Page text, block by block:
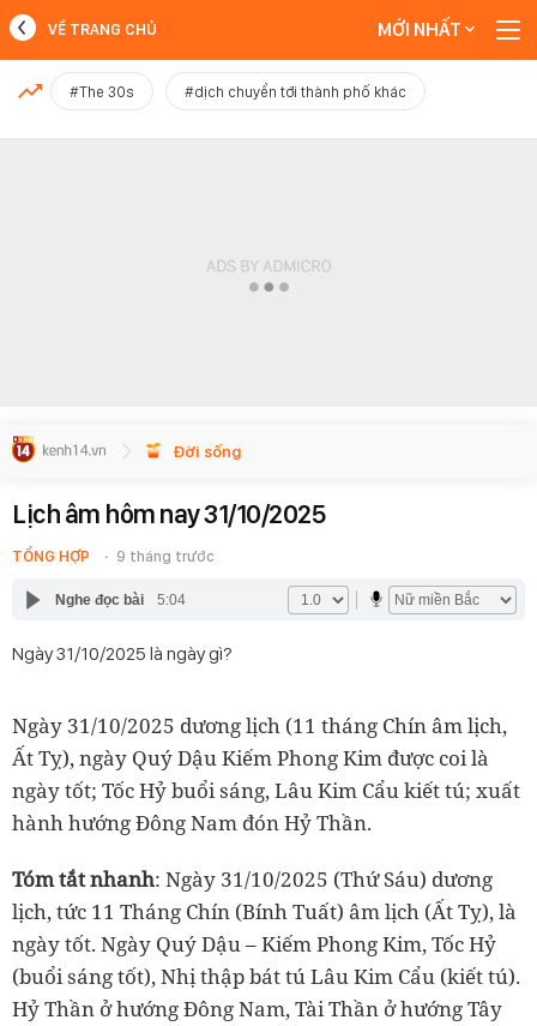
MỚI NHẤT
VỀ TRANG CHỦ MỚI NHẤT
#The 30s #dịch chuyển tới thành phố khác
Đời sống
Lịch âm hôm nay 31/10/2025
TỔNG HỢP 9 tháng trước
Nghe đọc bài 5:04
Ngày 31/10/2025 là ngày gì?
Ngày 31/10/2025 dương lịch (11 tháng Chín âm lịch,
Ất Tỵ), ngày Quý Dậu Kiếm Phong Kim được coi là
ngày tốt; Tốc Hỷ buổi sáng, Lâu Kim Cẩu kiết tú; xuất
hành hướng Đông Nam đón Hỷ Thần.
Tóm tắt nhanh: Ngày 31/10/2025 (Thứ Sáu) dương
lịch, tức 11 Tháng Chín (Bính Tuất) âm lịch (Ất Tỵ), là
ngày tốt. Ngày Quý Dậu – Kiếm Phong Kim, Tốc Hỷ
(buổi sáng tốt), Nhị thập bát tú Lâu Kim Cẩu (kiết tú).
Hỷ Thần ở hướng Đông Nam, Tài Thần ở hướng Tây